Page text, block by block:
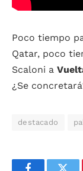
Poco tiempo
Qatar, poco
Scaloni a
¿Se
destacado